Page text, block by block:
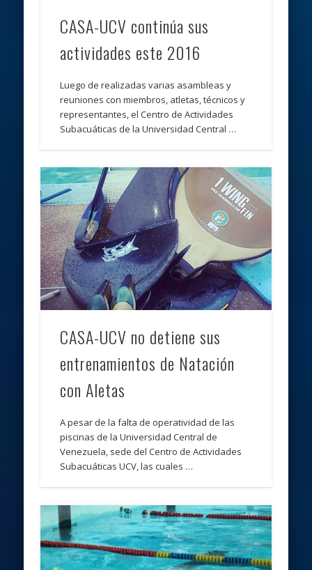
CASA-UCV continúa sus
actividades este 2016
Luego de realizadas varias asambleas y
reuniones con miembros, atletas, técnicos y
representantes, el Centro de Actividades
Subacuáticas de la Universidad Central …
CASA-UCV no detiene sus
entrenamientos de Natación
con Aletas
A pesar de la falta de operatividad de las
piscinas de la Universidad Central de
Venezuela, sede del Centro de Actividades
Subacuáticas UCV, las cuales …